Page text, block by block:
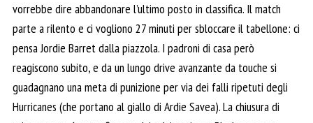
vorrebbe dire abbandonare l’ultimo posto in classifica. Il match
parte a rilento e ci vogliono 27 minuti per sbloccare il tabellone: ci
pensa Jordie Barret dalla piazzola. I padroni di casa però
reagiscono subito, e da un lungo drive avanzante da touche si
guadagnano una meta di punizione per via dei falli ripetuti degli
Hurricanes (che portano al giallo di Ardie Savea). La chiusura di